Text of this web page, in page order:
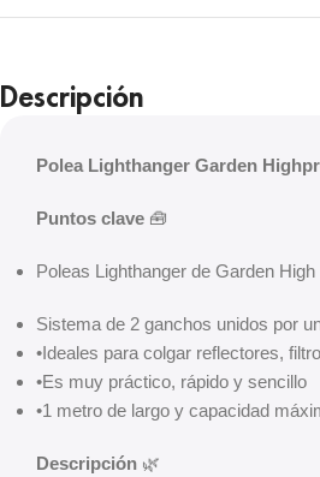
Descripción
Polea Lighthanger Garden
Puntos clave 🧰
Poleas Lighthanger de Garden
Sistema de 2 ganchos unidos por
•Ideales para colgar reflectores,
•Es muy práctico, rápido y sencillo
•1 metro de largo y capacidad
Descripción 🌿